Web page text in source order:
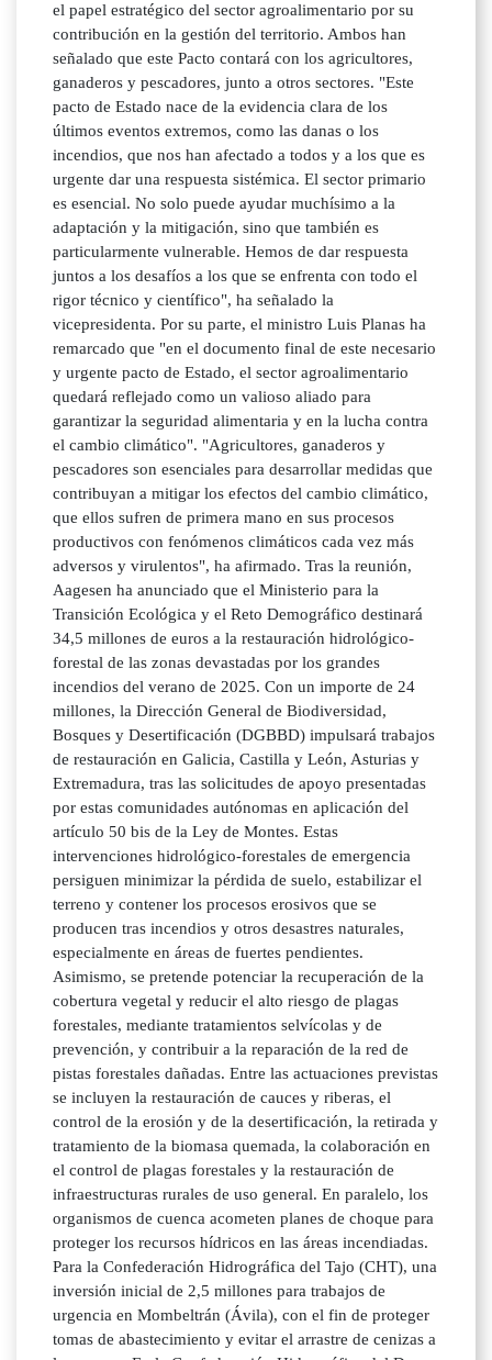
el papel estratégico del sector agroalimentario por su
contribución en la gestión del territorio. Ambos han
señalado que este Pacto contará con los agricultores,
ganaderos y pescadores, junto a otros sectores. "Este
pacto de Estado nace de la evidencia clara de los
últimos eventos extremos, como las danas o los
incendios, que nos han afectado a todos y a los que es
urgente dar una respuesta sistémica. El sector primario
es esencial. No solo puede ayudar muchísimo a la
adaptación y la mitigación, sino que también es
particularmente vulnerable. Hemos de dar respuesta
juntos a los desafíos a los que se enfrenta con todo el
rigor técnico y científico", ha señalado la
vicepresidenta. Por su parte, el ministro Luis Planas ha
remarcado que "en el documento final de este necesario
y urgente pacto de Estado, el sector agroalimentario
quedará reflejado como un valioso aliado para
garantizar la seguridad alimentaria y en la lucha contra
el cambio climático". "Agricultores, ganaderos y
pescadores son esenciales para desarrollar medidas que
contribuyan a mitigar los efectos del cambio climático,
que ellos sufren de primera mano en sus procesos
productivos con fenómenos climáticos cada vez más
adversos y virulentos", ha afirmado. Tras la reunión,
Aagesen ha anunciado que el Ministerio para la
Transición Ecológica y el Reto Demográfico destinará
34,5 millones de euros a la restauración hidrológico-
forestal de las zonas devastadas por los grandes
incendios del verano de 2025. Con un importe de 24
millones, la Dirección General de Biodiversidad,
Bosques y Desertificación (DGBBD) impulsará trabajos
de restauración en Galicia, Castilla y León, Asturias y
Extremadura, tras las solicitudes de apoyo presentadas
por estas comunidades autónomas en aplicación del
artículo 50 bis de la Ley de Montes. Estas
intervenciones hidrológico-forestales de emergencia
persiguen minimizar la pérdida de suelo, estabilizar el
terreno y contener los procesos erosivos que se
producen tras incendios y otros desastres naturales,
especialmente en áreas de fuertes pendientes.
Asimismo, se pretende potenciar la recuperación de la
cobertura vegetal y reducir el alto riesgo de plagas
forestales, mediante tratamientos selvícolas y de
prevención, y contribuir a la reparación de la red de
pistas forestales dañadas. Entre las actuaciones previstas
se incluyen la restauración de cauces y riberas, el
control de la erosión y de la desertificación, la retirada y
tratamiento de la biomasa quemada, la colaboración en
el control de plagas forestales y la restauración de
infraestructuras rurales de uso general. En paralelo, los
organismos de cuenca acometen planes de choque para
proteger los recursos hídricos en las áreas incendiadas.
Para la Confederación Hidrográfica del Tajo (CHT), una
inversión inicial de 2,5 millones para trabajos de
urgencia en Mombeltrán (Ávila), con el fin de proteger
tomas de abastecimiento y evitar el arrastre de cenizas a